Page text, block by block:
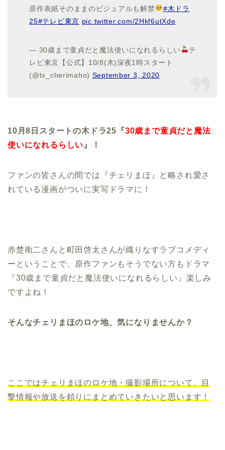
原作表紙そのままのビジュアルも解禁
#木ドラ
25#テレビ東京 pic.twitter.com/2Hkf6utXde
— 30歳まで童貞だと魔法使いになれるらしい
テ
レビ東京【公式】10/8(木)深夜1時スタート
(@tx_cherimaho) September 3, 2020
10月8日スタートの木ドラ25『30歳まで童貞だと魔法
使いになれるらしい 』！
ファンの皆さんの間では『チェリまほ』と略され愛さ
れている漫画がついに実写ドラマに！
赤楚衛二さんと町田啓太さんが織りなすラブコメディ
ーということで、原作ファンもそうでない方もドラマ
『30歳まで童貞だと魔法使いになれるらしい』楽しみ
ですよね！
そんなチェリまほのロケ地、気になりませんか？
ここではチェリまほのロケ地・撮影場所について、目
撃情報や放送を頼りにまとめていきたいと思います！